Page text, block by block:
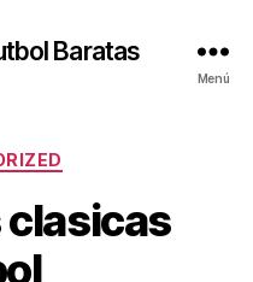
Baratas
Menú